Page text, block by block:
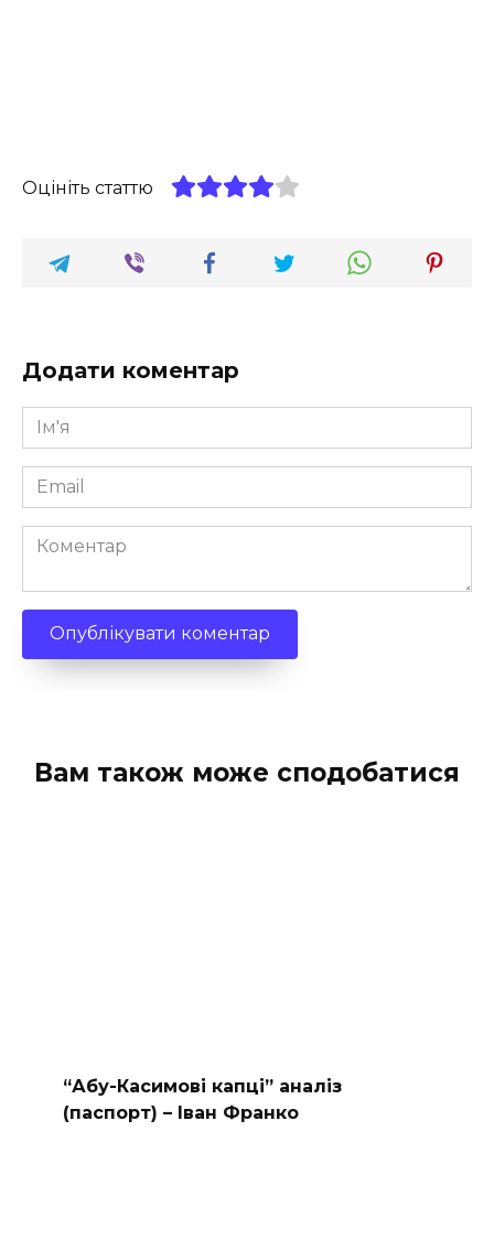
Оцініть статтю
Додати коментар
Ім'я
*
Email
*
Коментар
Вам також може сподобатися
“Абу-Касимові капці” аналіз
(паспорт) – Іван Франко